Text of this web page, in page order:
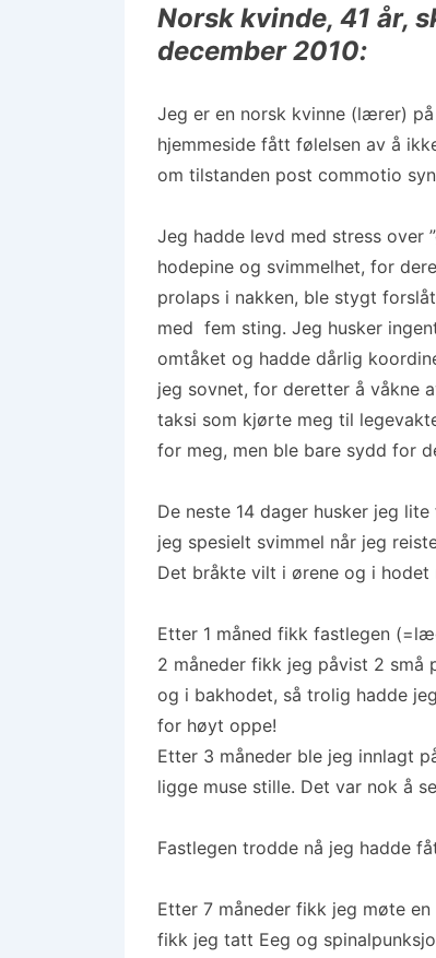
Norsk kvinde, 41 år,
december 2010:
Jeg er en norsk kvinne (lærer)
hjemmeside fått følelsen av å
om tilstanden post commotio
Jeg hadde levd med stress over
hodepine og svimmelhet, for
prolaps i nakken, ble stygt
med fem sting. Jeg husker
omtåket og hadde dårlig
jeg sovnet, for deretter å våkne
taksi som kjørte meg til
for meg, men ble bare sydd for
De neste 14 dager husker jeg
jeg spesielt svimmel når jeg
Det bråkte vilt i ørene og i hodet
Etter 1 måned fikk fastlegen
2 måneder fikk jeg påvist 2 små
og i bakhodet, så trolig hadde
for høyt oppe!
Etter 3 måneder ble jeg innlagt
ligge muse stille. Det var nok å
Fastlegen trodde nå jeg hadde
Etter 7 måneder fikk jeg møte
fikk jeg tatt Eeg og